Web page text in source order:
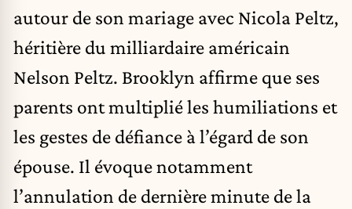
autour de son mariage avec Nicola Peltz,
héritière du milliardaire américain
Nelson Peltz. Brooklyn affirme que ses
parents ont multiplié les humiliations et
les gestes de défiance à l’égard de son
épouse. Il évoque notamment
l’annulation de dernière minute de la